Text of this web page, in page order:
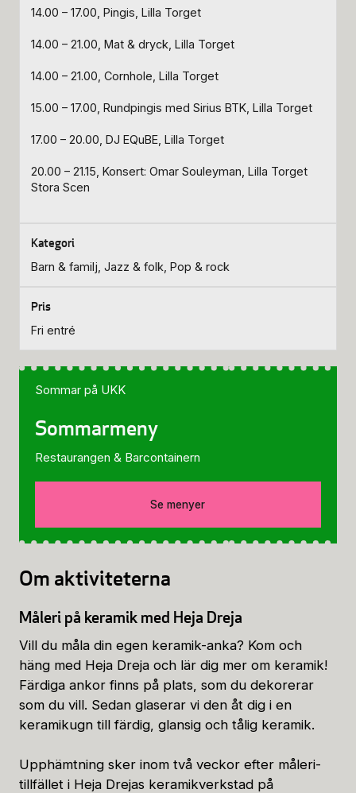
14.00 – 17.00, Pingis, Lilla Torget
14.00 – 21.00, Mat & dryck, Lilla Torget
14.00 – 21.00, Cornhole, Lilla Torget
15.00 – 17.00, Rundpingis med Sirius BTK, Lilla Torget
17.00 – 20.00, DJ EQuBE, Lilla Torget
20.00 – 21.15, Konsert: Omar Souleyman, Lilla Torget
Stora Scen
Barn & familj, Jazz & folk, Pop & rock
Fri entré
Om aktiviteterna
Måleri på keramik med Heja Dreja
Vill du måla din egen keramik-anka? Kom och
häng med Heja Dreja och lär dig mer om keramik!
Färdiga ankor finns på plats, som du dekorerar
som du vill. Sedan glaserar vi den åt dig i en
keramikugn till färdig, glansig och tålig keramik.
Upphämtning sker inom två veckor efter måleri-
tillfället i Heja Drejas keramikverkstad på
Sommar på UKK
Sommarmeny
Restaurangen & Barcontainern
Se menyer